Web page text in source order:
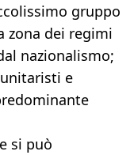
gruppo
zona dei regimi
nazionalismo;
e
si può